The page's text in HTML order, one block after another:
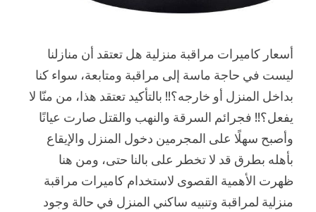
أسعار كاميرات مراقبة منزلية هل تعتقد أن منازلنا
ليست في حاجة ماسة إلى مراقبة ومتابعة، سواء كنا
بداخل المنزل أو خارجه؟!! بالتأكيد تعتقد هذا، من منّا لا
يفعل؟!! فجرائم السرقة والنهب والقتل صارت عيانًا
وأصبح سهلًا على المجرمين دخول المنزل والإيقاع
بأهله بطرق قد لا تخطر على بالنا حتى، ومن هنا
ظهرت الأهمية القصوى لاستخدام كاميرات مراقبة
منزلية لمراقبة وتنبيه ساكني المنزل في حالة وجود